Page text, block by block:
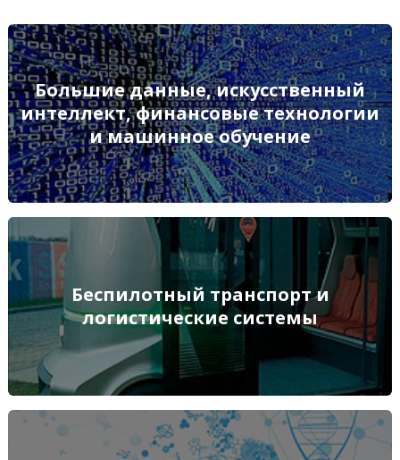
Большие данные, искусственный
интеллект, финансовые технологии
и машинное обучение
Большие данные, искусственный интеллект,
финансовые технологии и машинное обучение
ПОДРОБНЕЕ
Беспилотный транспорт и
логистические системы
Беспилотный транспорт и логистические системы
ПОДРОБНЕЕ